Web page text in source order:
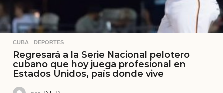
CUBA ,DEPORTES
Regresará a la Serie Nacional pelotero
cubano que hoy juega profesional en
Estados Unidos, país donde vive